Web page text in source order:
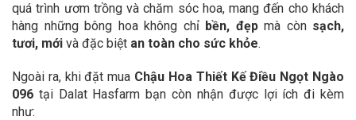
quá trình ươm trồng và chăm sóc hoa, mang đến cho khách
hàng những bông hoa không chỉ bền, đẹpmà còn sạch,
tươi, mới và đặc biệt an toàn cho sức khỏe.
Ngoài ra, khi đặt mua Chậu Hoa Thiết Kế Điều Ngọt Ngào
096 tại Dalat Hasfarm bạn còn nhận được lợi ích đi kèm
như: